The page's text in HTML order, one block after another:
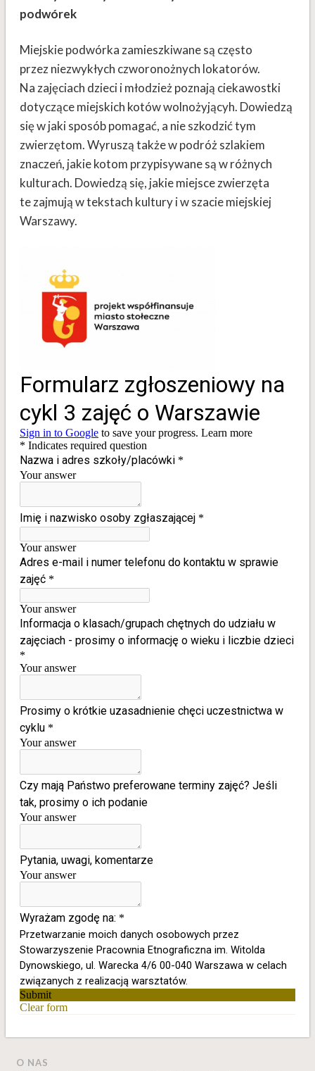
podwórek
Miejskie podwórka zamieszkiwane są często
przez niezwykłych czworonożnych lokatorów.
Na zajęciach dzieci i młodzież poznają ciekawostki
dotyczące miejskich kotów wolnożyjącyh. Dowiedzą
się w jaki sposób pomagać, a nie szkodzić tym
zwierzętom. Wyruszą także w podróż szlakiem
znaczeń, jakie kotom przypisywane są w różnych
kulturach. Dowiedzą się, jakie miejsce zwierzęta
te zajmują w tekstach kultury i w szacie miejskiej
Warszawy.
O NAS